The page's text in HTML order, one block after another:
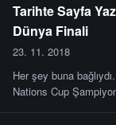
Tarihte Sayfa
Dünya Finali
23. 11. 2018
Her şey buna
Nations Cup